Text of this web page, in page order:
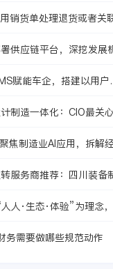
销货单处理退货或者关
供应链平台，深挖发展
赋能车企，搭建以用户
制造一体化：CIO最关
焦制造业AI应用，拆解经
服务商推荐：四川装备
人·生态·体验”为理念
务需要做哪些规范动作